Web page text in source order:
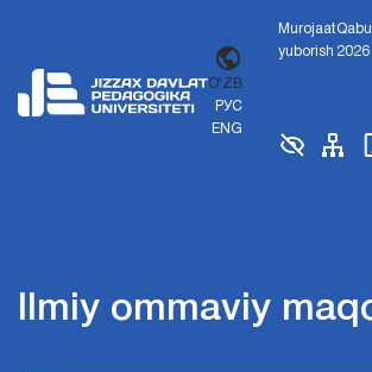
O'ZB
РУС
ENG
Murojaat
yuborish
Qabul
2026
Ilmiy ommaviy